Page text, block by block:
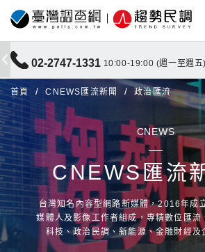
02-2747-1331 10:00-19:00 (週一至週五)
首頁 CNEWS匯流新聞 政治匯流
CNEWS
CNEWS匯流
台灣知名內容型網路新媒體，2016年成
媒體人及影像工作者組成，專精數位匯流
科技、政治民調、新能源、金融財經及